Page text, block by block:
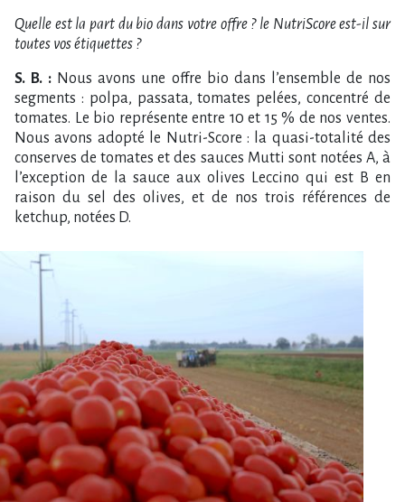
Quelle est la part du bio dans votre offre ? le NutriScore est-il sur
toutes vos étiquettes ?
S. B. : Nous avons une offre bio dans l’ensemble de nos
segments : polpa, passata, tomates pelées, concentré de
tomates. Le bio représente entre 10 et 15 % de nos ventes.
Nous avons adopté le Nutri-Score : la quasi-totalité des
conserves de tomates et des sauces Mutti sont notées A, à
l’exception de la sauce aux olives Leccino qui est B en
raison du sel des olives, et de nos trois références de
ketchup, notées D.